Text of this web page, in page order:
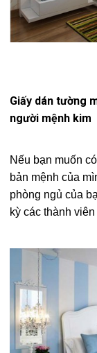
Giấy dán tường
người mệnh kim
Nếu bạn muốn
bản mệnh của
phòng ngủ của
kỳ các thành